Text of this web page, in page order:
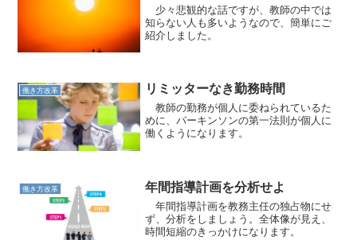
少々悲観的な話ですが、教師の中では
知らない人も多いようなので、簡単にご
紹介しました。
働き方改革 リミッターなき勤務時間
教師の勤務が個人に委ねられているた
めに、パーキンソンの第一法則が個人に
働くようになります。
働き方改革 年間指導計画を分析せよ
年間指導計画を教務主任の独占物にせ
ず、分析をしましょう。全体像が見え、
時間短縮のきっかけになります。